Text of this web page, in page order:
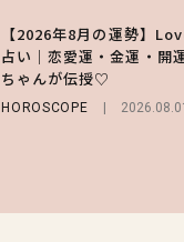
【2026年8月の運勢】
占い｜恋愛運・金運・開
ちゃんが伝授♡
HOROSCOPE 2026.08.01
【森香澄】理想のスタイ
キープの秘訣や夏の過ご
ビュー！
ENTERTAINMENT
【GU】夏の“主役級”ア
ー＆可愛すぎる「大人の
選
FASHION 2026.07.19